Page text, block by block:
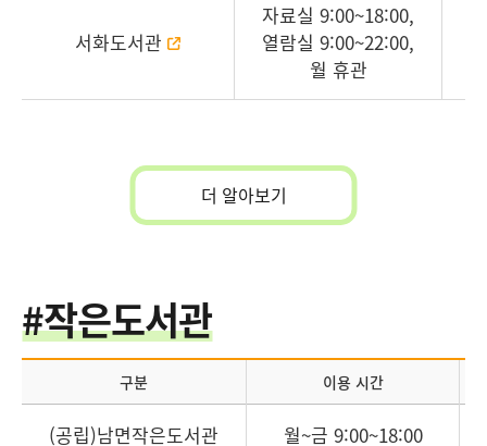
서화도서관
자료실 9:00~18:00,
열람실 9:00~22:00,
월 휴관
더 알아보기
#작은도서관
구분 이용 시간
(공립)남면작은도서관 월~금 9:00~18:00